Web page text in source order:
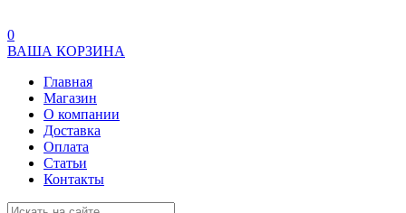
0
ВАША КОРЗИНА
Главная
Магазин
О компании
Доставка
Оплата
Статьи
Контакты